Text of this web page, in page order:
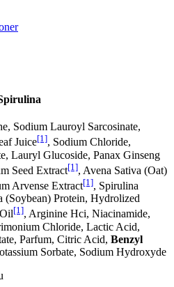
Sodium Lauroyl Sarcosinate,
Juice[1], Sodium Chloride,
Lauryl Glucoside, Panax Ginseng
Seed Extract[1], Avena Sativa (Oat)
Arvense Extract[1], Spirulina
Protein, Hydrolized
[1], Arginine Hci, Niacinamide,
Chloride, Lactic Acid,
Parfum, Citric Acid, Benzyl
Sorbate, Sodium Hydroxyde